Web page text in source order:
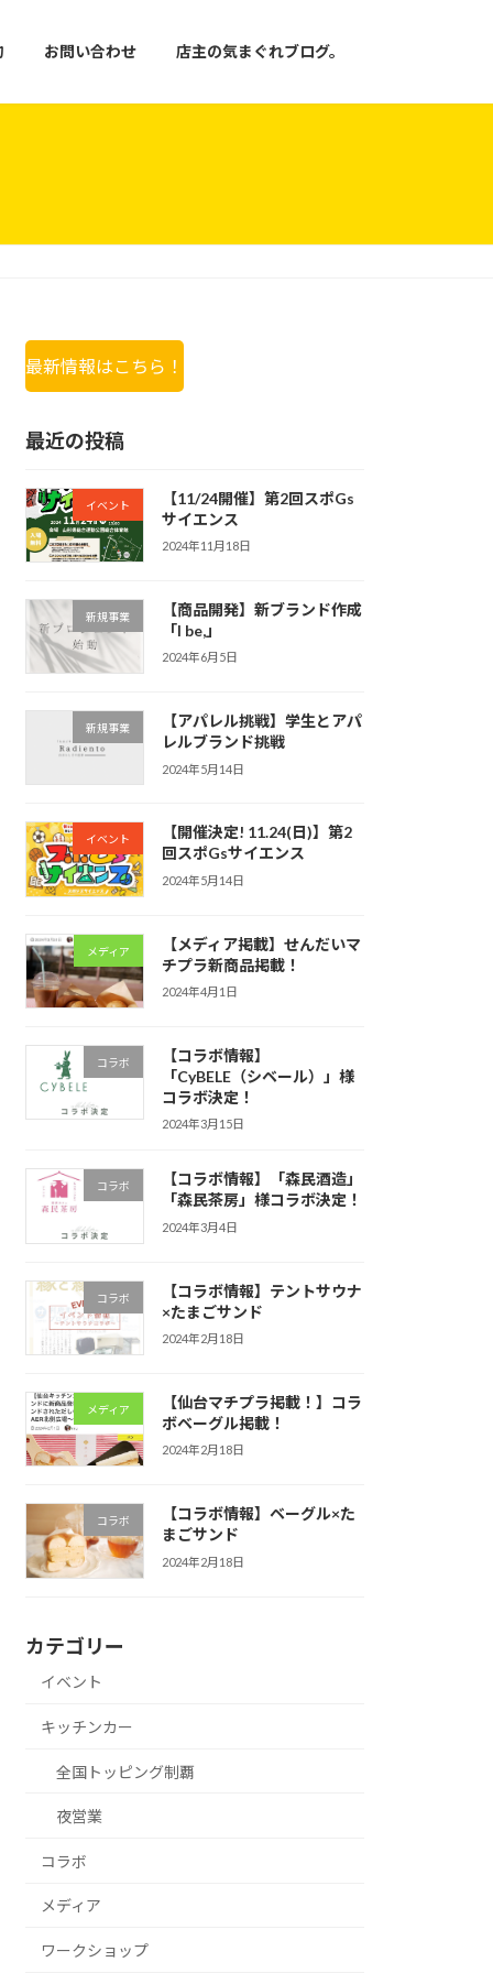
お問い合わせ 店主の気まぐれブログ。
最新情報はこちら！
最近の投稿
イベント
【11/24開催】第2回スポGs
サイエンス
2024年11月18日
新規事業
【商品開発】新ブランド作成
「I be,」
2024年6月5日
新規事業
【アパレル挑戦】学生とアパ
レルブランド挑戦
2024年5月14日
イベント
【開催決定! 11.24(日)】第2
回スポGsサイエンス
2024年5月14日
メディア
【メディア掲載】せんだいマ
チプラ新商品掲載！
2024年4月1日
コラボ
【コラボ情報】
「CyBELE（シベール）」様
コラボ決定！
2024年3月15日
コラボ
【コラボ情報】「森民酒造」
「森民茶房」様コラボ決定！
2024年3月4日
コラボ
【コラボ情報】テントサウナ
×たまごサンド
2024年2月18日
メディア
【仙台マチプラ掲載！】コラ
ボベーグル掲載！
2024年2月18日
コラボ
【コラボ情報】ベーグル×た
まごサンド
2024年2月18日
カテゴリー
イベント
キッチンカー
全国トッピング制覇
夜営業
コラボ
メディア
ワークショップ